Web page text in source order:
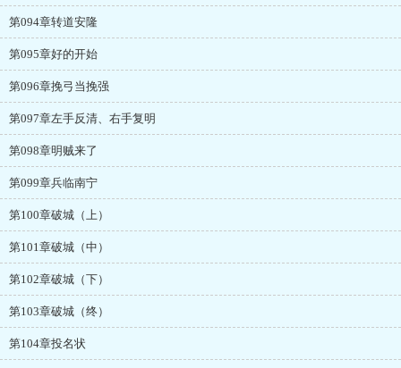
第094章转道安隆
第095章好的开始
第096章挽弓当挽强
第097章左手反清、右手复明
第098章明贼来了
第099章兵临南宁
第100章破城（上）
第101章破城（中）
第102章破城（下）
第103章破城（终）
第104章投名状